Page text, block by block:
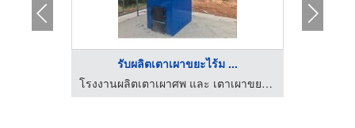
รับผลิตเตาเผาขยะไร้ม ...
โรงงานผลิตเตาเผาศพ และ เตาเผาขยะติดเชื้อไร้มลพิษ ฐาติชน